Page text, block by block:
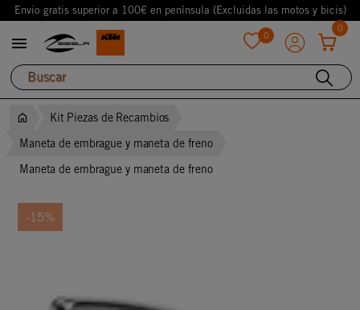
Envio gratis superior a 100€ en península (Excluidas las motos y bicis)
 0
0
Kit Piezas de Recambios
Maneta de embrague y maneta de freno
Maneta de embrague y maneta de freno
-15%